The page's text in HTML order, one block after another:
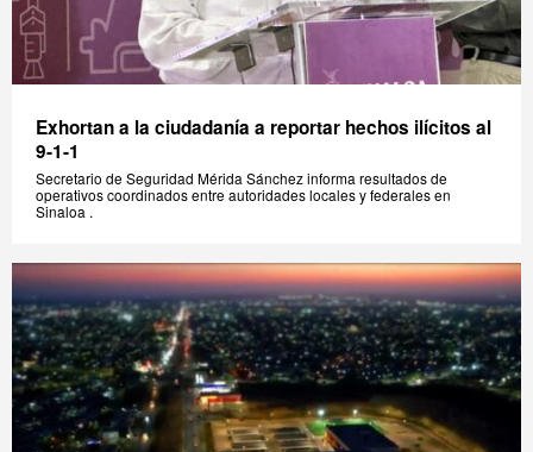
Exhortan a la ciudadanía a reportar hechos ilícitos al
9-1-1
Secretario de Seguridad Mérida Sánchez informa resultados de
operativos coordinados entre autoridades locales y federales en
Sinaloa .